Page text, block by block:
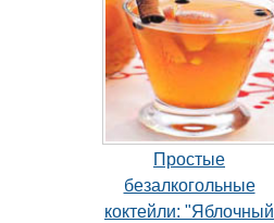
Простые
безалкогольные
коктейли: "Яблочный